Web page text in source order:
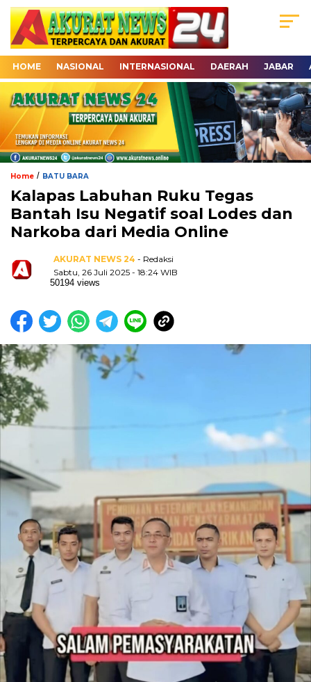
HOME NASIONAL INTERNASIONAL DAERAH JABAR
Home / BATU BARA
Kalapas Labuhan Ruku Tegas
Bantah Isu Negatif soal Lodes dan
Narkoba dari Media Online
AKURAT NEWS 24 - Redaksi
Sabtu, 26 Juli 2025 - 18:24 WIB
50194 views